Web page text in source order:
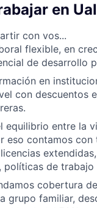
en
con vos...
flexible, en
de desarrollo
en
con descuentos
equilibrio entre la
eso contamos con
políticas de trabajo
cobertura
grupo familiar,